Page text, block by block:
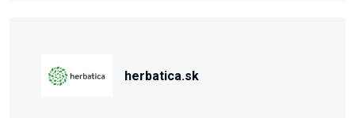
herbatica.sk